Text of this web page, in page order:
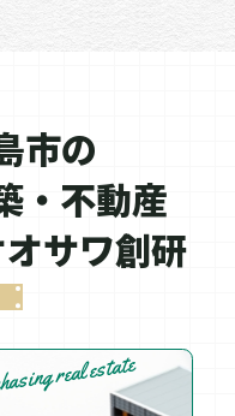
市の
・不動産
サワ創研
real estate